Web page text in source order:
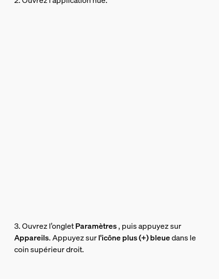
3. Ouvrez l’ongletParamètres, puis appuyez sur
Appareils. Appuyez surl'icône plus (+) bleuedans le
coin supérieur droit.